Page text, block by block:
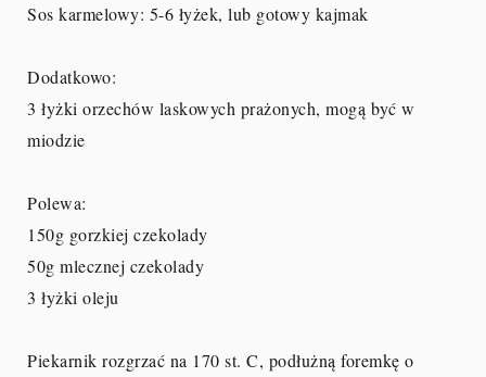
Sos karmelowy: 5-6 łyżek, lub gotowy kajmak
Dodatkowo:
3 łyżki orzechów laskowych prażonych, mogą być w
miodzie
Polewa:
150g gorzkiej czekolady
50g mlecznej czekolady
3 łyżki oleju
Piekarnik rozgrzać na 170 st. C, podłużną foremkę o